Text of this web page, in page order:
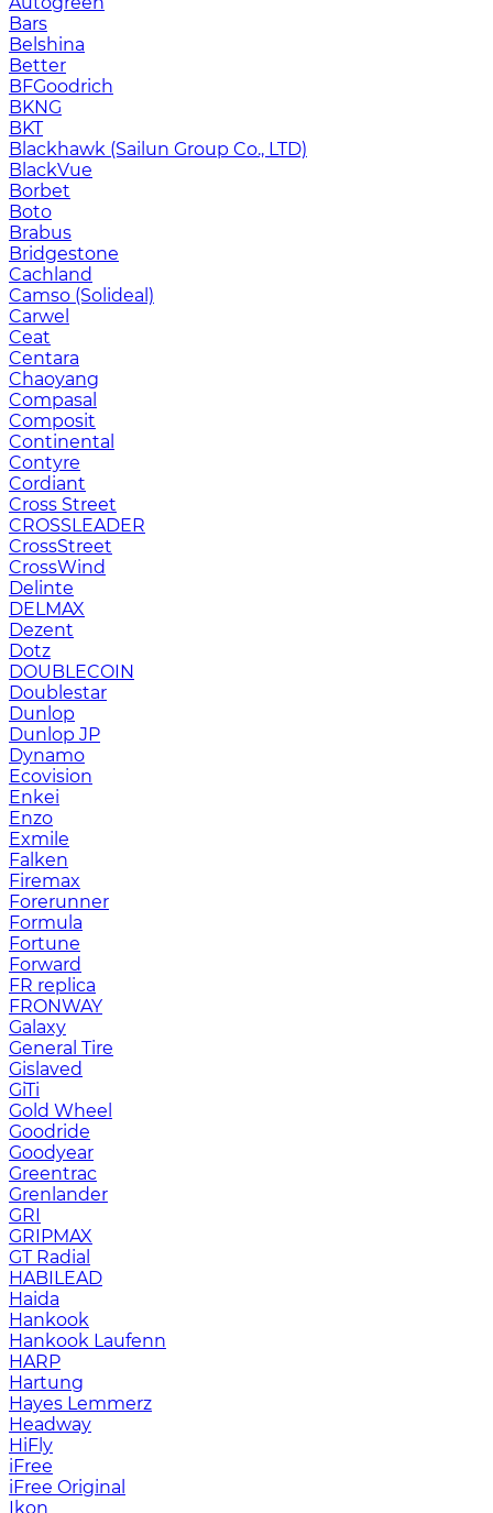
Bars
Belshina
Better
BFGoodrich
BKNG
BKT
Blackhawk (Sailun Group Co., LTD)
BlackVue
Borbet
Boto
Brabus
Bridgestone
Cachland
Camso (Solideal)
Carwel
Ceat
Centara
Chaoyang
Compasal
Composit
Continental
Contyre
Cordiant
Cross Street
CROSSLEADER
CrossStreet
CrossWind
Delinte
DELMAX
Dezent
Dotz
DOUBLECOIN
Doublestar
Dunlop
Dunlop JP
Dynamo
Ecovision
Enkei
Enzo
Exmile
Falken
Firemax
Forerunner
Formula
Fortune
Forward
FR replica
FRONWAY
Galaxy
General Tire
Gislaved
GiTi
Gold Wheel
Goodride
Goodyear
Greentrac
Grenlander
GRI
GRIPMAX
GT Radial
HABILEAD
Haida
Hankook
Hankook Laufenn
HARP
Hartung
Hayes Lemmerz
Headway
HiFly
iFree
iFree Original
Ikon